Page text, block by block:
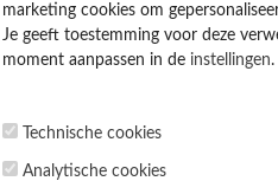
marketing cookies om
Je geeft toestemming voor deze
moment aanpassen in de instellingen
Technische cookies
Analytische cookies